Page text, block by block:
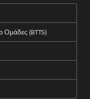
Ομάδες (BTTS)